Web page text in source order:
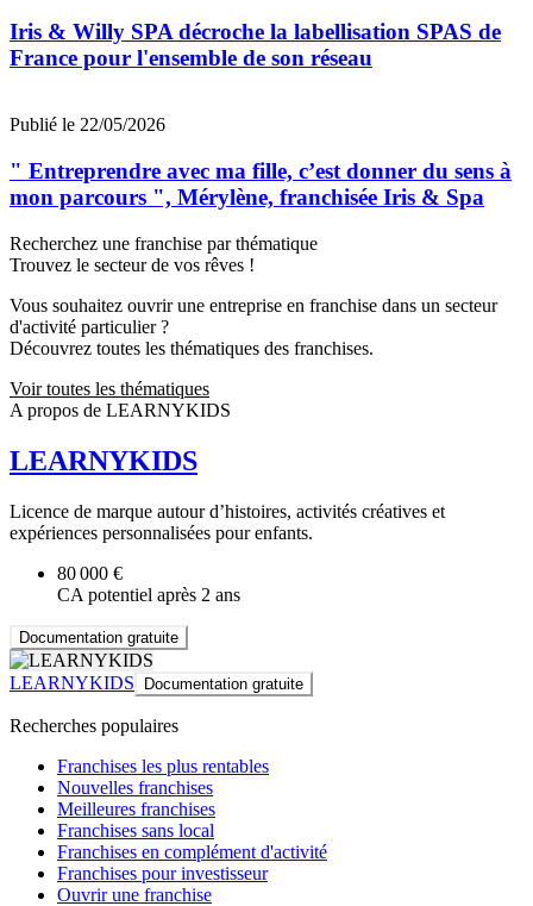
Iris & Willy SPA décroche la labellisation SPAS de
France pour l'ensemble de son réseau
Publié le 22/05/2026
" Entreprendre avec ma fille, c’est donner du sens à
mon parcours ", Mérylène, franchisée Iris & Spa
Recherchez une franchise par thématique
Trouvez le secteur de vos rêves !
Vous souhaitez ouvrir une entreprise en franchise dans un secteur
d'activité particulier ?
Découvrez toutes les thématiques des franchises.
Voir toutes les thématiques
A propos de LEARNYKIDS
LEARNYKIDS
Licence de marque autour d’histoires, activités créatives et
expériences personnalisées pour enfants.
80 000 €
CA potentiel après 2 ans
Documentation gratuite
LEARNYKIDS Documentation gratuite
Recherches populaires
Franchises les plus rentables
Nouvelles franchises
Meilleures franchises
Franchises sans local
Franchises en complément d'activité
Franchises pour investisseur
Ouvrir une franchise